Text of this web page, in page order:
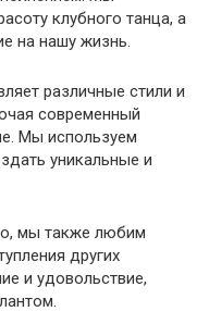
клубного танца, а
на нашу жизнь.
различные стили и
современный
Мы используем
уникальные и
мы также любим
других
и удовольствие,